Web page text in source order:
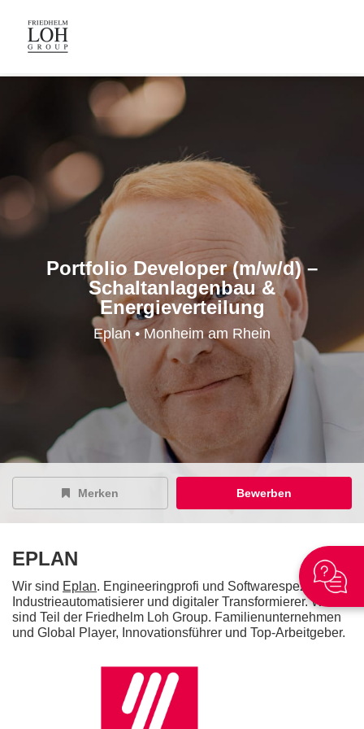
Portfolio Developer (m/w/d) –
Schaltanlagenbau &
Energieverteilung
Eplan • Monheim am Rhein
Merken Bewerben
EPLAN
Wir sind Eplan. Engineeringprofi und Softwarespezialist,
Industrieautomatisierer und digitaler Transformierer. Wir
sind Teil der Friedhelm Loh Group. Familienunternehmen
und Global Player, Innovationsführer und Top-Arbeitgeber.